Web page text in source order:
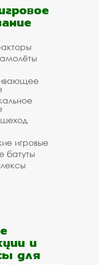
игровые
батуты
и
для